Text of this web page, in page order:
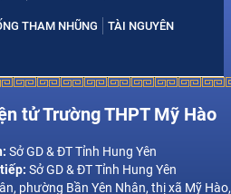
THAM NHŨNG TÀI NGUYÊN
tử Trường THPT Mỹ Hào
Sở GD & ĐT Tỉnh Hung Yên
Sở GD & ĐT Tỉnh Hung Yên
phường Bần Yên Nhân, thị xã Mỹ Hào,